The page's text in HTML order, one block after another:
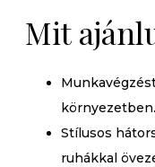
Mit
környezetben.
Stílusos
ruhákkal